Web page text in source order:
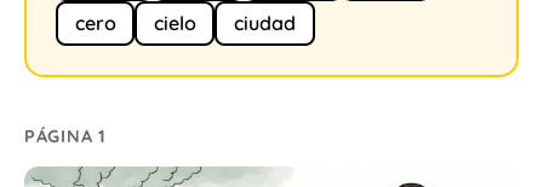
cero
cielo ciudad
PÁGINA 1